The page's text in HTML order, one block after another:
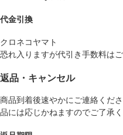
代金引換
クロネコヤマト
恐れ入りますが代引き手数料はご
返品・キャンセル
商品到着後速やかにご連絡くだ
品には応じかねますのでご了承く